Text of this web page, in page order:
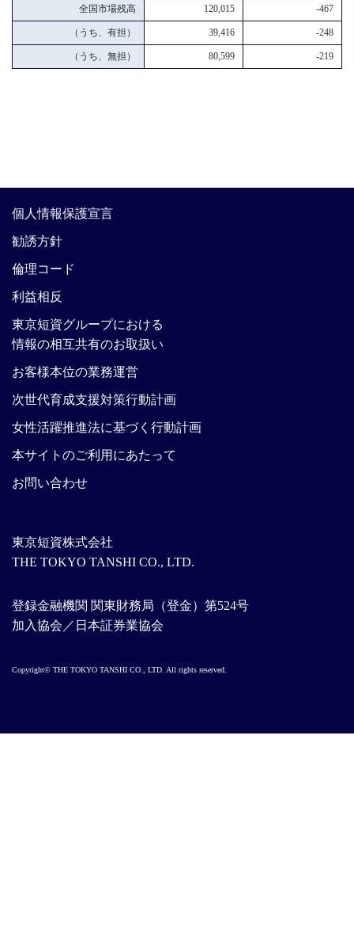
全国市場残高 120,015 -467
（うち、有担） 39,416 -248
（うち、無担） 80,599 -219
東京短資株式会社
THE TOKYO TANSHI CO., LTD.
登録金融機関 関東財務局（登金）第524号
加入協会／日本証券業協会
個人情報保護宣言
勧誘方針
倫理コード
利益相反
東京短資グループにおける
情報の相互共有のお取扱い
お客様本位の業務運営
次世代育成支援対策行動計画
女性活躍推進法に基づく行動計画
本サイトのご利用にあたって
お問い合わせ
Copyright© THE TOKYO TANSHI CO., LTD. All rights reserved.